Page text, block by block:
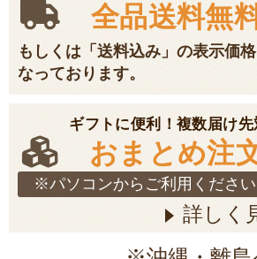
全品送料無
もしくは「送料込み」の表示価格
なっております。
ギフトに便利！複数届け先
おまとめ注
※パソコンからご利用ください
詳しく